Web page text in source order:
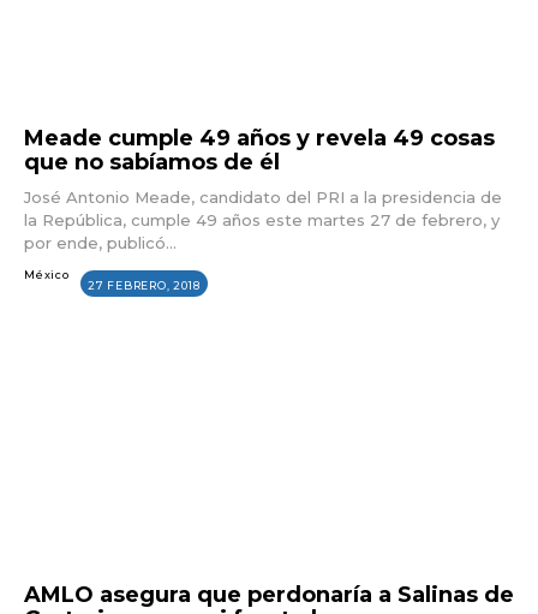
Meade cumple 49 años y revela 49 cosas
que no sabíamos de él
José Antonio Meade, candidato del PRI a la presidencia de
la República, cumple 49 años este martes 27 de febrero, y
por ende, publicó...
México
27 FEBRERO, 2018
AMLO asegura que perdonaría a Salinas de